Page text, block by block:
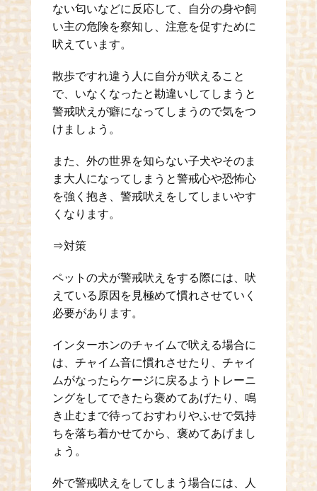
ない匂いなどに反応して、自分の身や飼
い主の危険を察知し、注意を促すために
吠えています。
散歩ですれ違う人に自分が吠えること
で、いなくなったと勘違いしてしまうと
警戒吠えが癖になってしまうので気をつ
けましょう。
また、外の世界を知らない子犬やそのま
ま大人になってしまうと警戒心や恐怖心
を強く抱き、警戒吠えをしてしまいやす
くなります。
⇒対策
ペットの犬が警戒吠えをする際には、吠
えている原因を見極めて慣れさせていく
必要があります。
インターホンのチャイムで吠える場合に
は、チャイム音に慣れさせたり、チャイ
ムがなったらケージに戻るようトレーニ
ングをしてできたら褒めてあげたり、鳴
き止むまで待っておすわりやふせで気持
ちを落ち着かせてから、褒めてあげまし
ょう。
外で警戒吠えをしてしまう場合には、人